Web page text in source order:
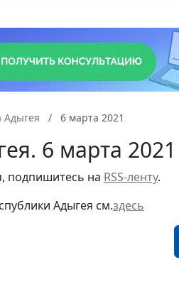
Адыгея 6 марта 2021
6 марта 2021
подпишитесь на RSS-ленту.
Адыгея см.здесь